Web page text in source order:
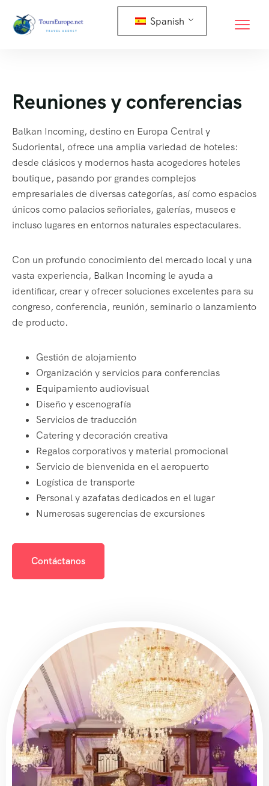
Spanish
Reuniones y conferencias
Balkan Incoming, destino en Europa Central y
Sudoriental, ofrece una amplia variedad de hoteles:
desde clásicos y modernos hasta acogedores hoteles
boutique, pasando por grandes complejos
empresariales de diversas categorías, así como espacios
únicos como palacios señoriales, galerías, museos e
incluso lugares en entornos naturales espectaculares.
Con un profundo conocimiento del mercado local y una
vasta experiencia, Balkan Incoming le ayuda a
identificar, crear y ofrecer soluciones excelentes para su
congreso, conferencia, reunión, seminario o lanzamiento
de producto.
Gestión de alojamiento
Organización y servicios para conferencias
Equipamiento audiovisual
Diseño y escenografía
Servicios de traducción
Catering y decoración creativa
Regalos corporativos y material promocional
Servicio de bienvenida en el aeropuerto
Logística de transporte
Personal y azafatas dedicados en el lugar
Numerosas sugerencias de excursiones
Contáctanos